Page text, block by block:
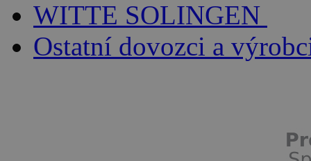
WITTE SOLINGEN
Ostatní dovozci a